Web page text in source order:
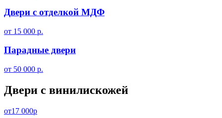
Двери с отделкой МДФ
от 15 000 р.
Парадные двери
от 50 000 р.
Двери с винилискожей
от17 000р